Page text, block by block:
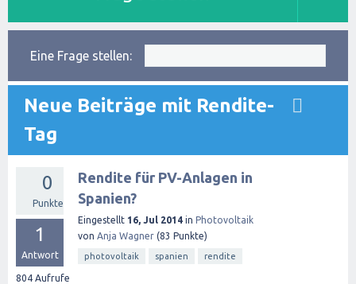
Eine Frage stellen:
Neue Beiträge mit Rendite-
Tag
0
Punkte
1
Antwort
804 Aufrufe
Rendite für PV-Anlagen in
Spanien?
Eingestellt 16, Jul 2014 in Photovoltaik
von Anja Wagner (83 Punkte)
photovoltaik spanien rendite